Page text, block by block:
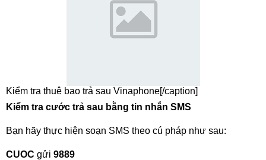
Kiểm tra thuê bao trả sau Vinaphone[/caption]
Kiểm tra cước trả sau bằng tin nhắn SMS
Bạn hãy thực hiện soạn SMS theo cú pháp như sau:
CUOC gửi 9889